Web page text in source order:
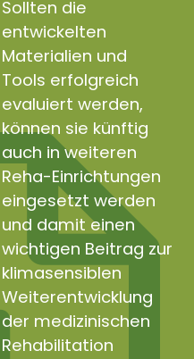
Sollten die
entwickelten
Materialien und
Tools erfolgreich
evaluiert werden,
können sie künftig
auch in weiteren
Reha-Einrichtungen
eingesetzt werden
und damit einen
wichtigen Beitrag zur
klimasensiblen
Weiterentwicklung
der medizinischen
Rehabilitation